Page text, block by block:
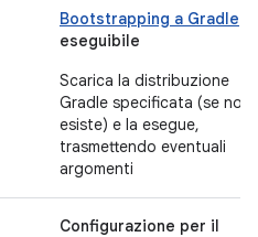
Bootstrapping a Gradle
eseguibile
Scarica la distribuzione
Gradle specificata (se non
esiste) e la esegue,
trasmettendo eventuali
argomenti
Configurazione per il